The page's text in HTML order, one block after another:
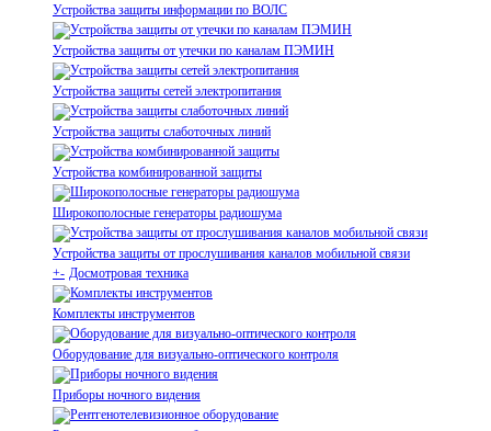
Устройства защиты информации по ВОЛС
Устройства защиты от утечки по каналам ПЭМИН
Устройства защиты сетей электропитания
Устройства защиты слаботочных линий
Устройства комбинированной защиты
Широкополосные генераторы радиошума
Устройства защиты от прослушивания каналов мобильной связи
+- Досмотровая техника
Комплекты инструментов
Оборудование для визуально-оптического контроля
Приборы ночного видения